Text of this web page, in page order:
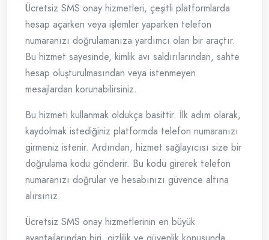
Ücretsiz SMS onay hizmetleri, çeşitli platformlarda
hesap açarken veya işlemler yaparken telefon
numaranızı doğrulamanıza yardımcı olan bir araçtır.
Bu hizmet sayesinde, kimlik avı saldırılarından, sahte
hesap oluşturulmasından veya istenmeyen
mesajlardan korunabilirsiniz.
Bu hizmeti kullanmak oldukça basittir. İlk adım olarak,
kaydolmak istediğiniz platformda telefon numaranızı
girmeniz istenir. Ardından, hizmet sağlayıcısı size bir
doğrulama kodu gönderir. Bu kodu girerek telefon
numaranızı doğrular ve hesabınızı güvence altına
alırsınız.
Ücretsiz SMS onay hizmetlerinin en büyük